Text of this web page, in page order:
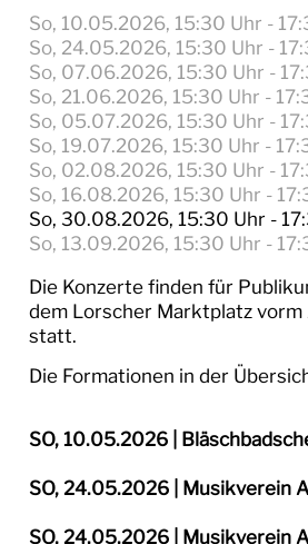
So, 10.05.2026, 15:30 Uhr -
So, 24.05.2026, 15:30 Uhr -
So, 07.06.2026, 15:30 Uhr -
So, 21.06.2026, 15:30 Uhr -
So, 05.07.2026, 15:30 Uhr -
So, 19.07.2026, 15:30 Uhr -
So, 02.08.2026, 15:30 Uhr -
So, 16.08.2026, 15:30 Uhr -
So, 30.08.2026, 15:30 Uhr -
So, 13.09.2026, 15:30 Uhr -
Die Konzerte finden für
dem Lorscher Marktplatz vorm
statt.
Die Formationen in der
SO, 10.05.2026 |
SO, 24.05.2026 | Musikverein
SO, 24.05.2026 | Musikverein